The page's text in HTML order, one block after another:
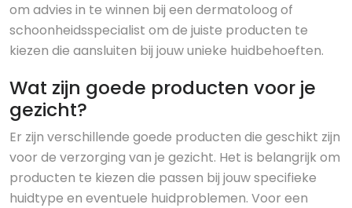
om advies in te winnen bij een dermatoloog of
schoonheidsspecialist om de juiste producten te
kiezen die aansluiten bij jouw unieke huidbehoeften.
Wat zijn goede producten voor je
gezicht?
Er zijn verschillende goede producten die geschikt zijn
voor de verzorging van je gezicht. Het is belangrijk om
producten te kiezen die passen bij jouw specifieke
huidtype en eventuele huidproblemen. Voor een